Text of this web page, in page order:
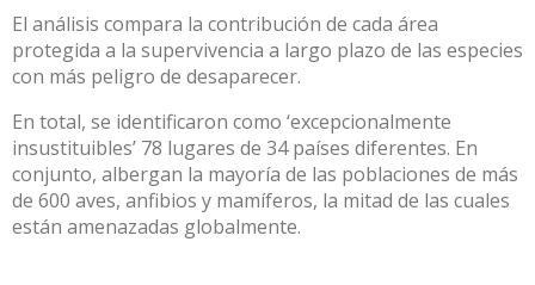
El análisis compara la contribución de cada área
protegida a la supervivencia a largo plazo de las especies
con más peligro de desaparecer.
En total, se identificaron como ‘excepcionalmente
insustituibles’ 78 lugares de 34 países diferentes. En
conjunto, albergan la mayoría de las poblaciones de más
de 600 aves, anfibios y mamíferos, la mitad de las cuales
están amenazadas globalmente.